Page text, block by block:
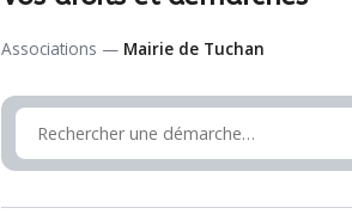
Associations — Mairie de Tuchan